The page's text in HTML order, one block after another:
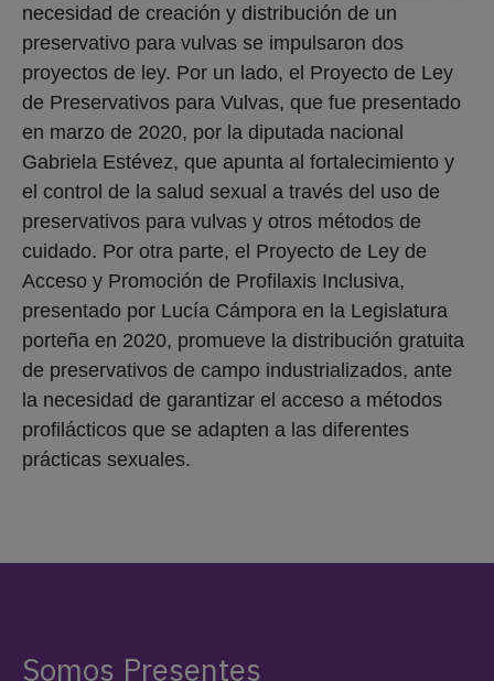
necesidad de creación y distribución de un
preservativo para vulvas se impulsaron dos
proyectos de ley. Por un lado, el Proyecto de Ley
de Preservativos para Vulvas, que fue presentado
en marzo de 2020, por la diputada nacional
Gabriela Estévez, que apunta al fortalecimiento y
el control de la salud sexual a través del uso de
preservativos para vulvas y otros métodos de
cuidado. Por otra parte, el Proyecto de Ley de
Acceso y Promoción de Profilaxis Inclusiva,
presentado por Lucía Cámpora en la Legislatura
porteña en 2020, promueve la distribución gratuita
de preservativos de campo industrializados, ante
la necesidad de garantizar el acceso a métodos
profilácticos que se adapten a las diferentes
prácticas sexuales.
Somos Presentes